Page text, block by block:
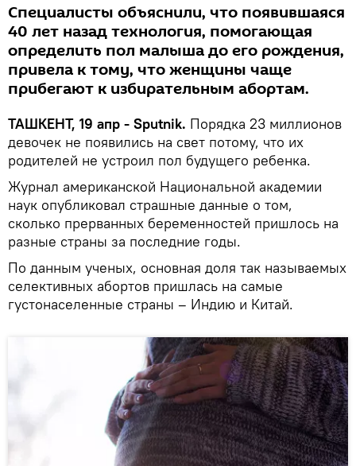
Специалисты объяснили, что появившаяся
40 лет назад технология, помогающая
определить пол малыша до его рождения,
привела к тому, что женщины чаще
прибегают к избирательным абортам.
ТАШКЕНТ, 19 апр - Sputnik. Порядка 23 миллионов
девочек не появились на свет потому, что их
родителей не устроил пол будущего ребенка.
Журнал американской Национальной академии
наук опубликовал страшные данные о том,
сколько прерванных беременностей пришлось на
разные страны за последние годы.
По данным ученых, основная доля так называемых
селективных абортов пришлась на самые
густонаселенные страны – Индию и Китай.